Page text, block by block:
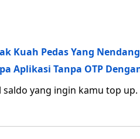
Kuah Pedas Yang
Aplikasi Tanpa OTP
yang ingin kamu top